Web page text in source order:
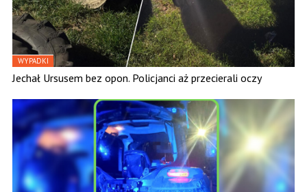
WYPADKI
Jechał Ursusem bez opon. Policjanci aż przecierali oczy